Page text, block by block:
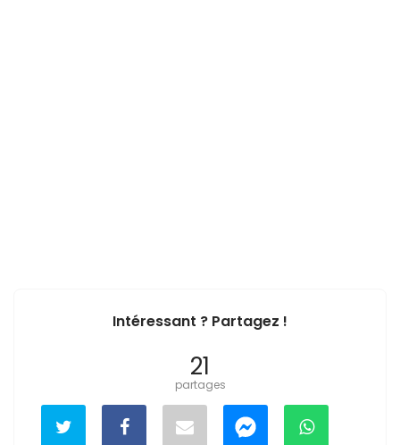
Intéressant ? Partagez !
21
partages